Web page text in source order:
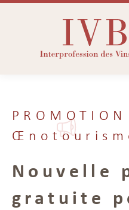
PROMOTION
Nouvelle
gratuite